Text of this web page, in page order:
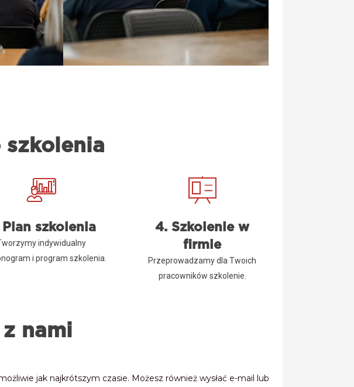
szkolenia
Plan szkolenia
indywidualny
i program szkolenia.
4. Szkolenie w
firmie
Przeprowadzamy dla Twoich
pracowników szkolenie.
nami
jak najkrótszym czasie. Możesz również wysłać e-mail lub